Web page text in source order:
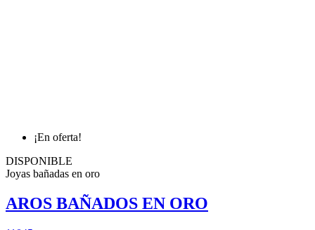
¡En oferta!
DISPONIBLE
Joyas bañadas en oro
AROS BAÑADOS EN ORO